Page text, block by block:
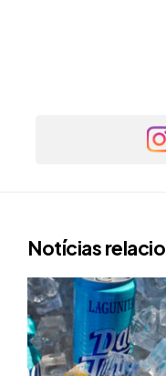
Notícias